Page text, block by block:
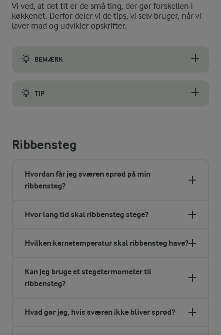
Vi ved, at det tit er de små ting, der gør forskellen i
køkkenet. Derfor deler vi de tips, vi selv bruger, når vi
laver mad og udvikler opskrifter.
BEMÆRK
TIP
Ribbensteg
Hvordan får jeg sværen sprød på min
ribbensteg?
Hvor lang tid skal ribbensteg stege?
Hvilken kernetemperatur skal ribbensteg have?
Kan jeg bruge et stegetermometer til
ribbensteg?
Hvad gør jeg, hvis sværen ikke bliver sprød?